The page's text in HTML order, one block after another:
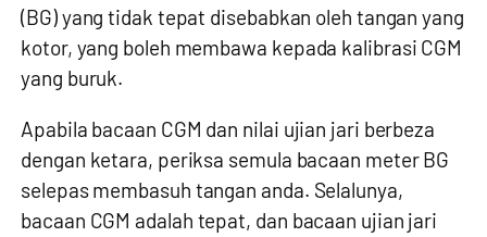
(BG) yang tidak tepat disebabkan oleh tangan yang
kotor, yang boleh membawa kepada kalibrasi CGM
yang buruk.
Apabila bacaan CGM dan nilai ujian jari berbeza
dengan ketara, periksa semula bacaan meter BG
selepas membasuh tangan anda. Selalunya,
bacaan CGM adalah tepat, dan bacaan ujian jari